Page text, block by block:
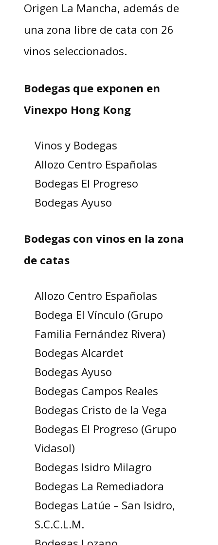
Origen La Mancha, además de
una zona libre de cata con 26
vinos seleccionados.
Bodegas que exponen en
Vinexpo Hong Kong
Vinos y Bodegas
Allozo Centro Españolas
Bodegas El Progreso
Bodegas Ayuso
Bodegas con vinos en la zona
de catas
Allozo Centro Españolas
Bodega El Vínculo (Grupo
Familia Fernández Rivera)
Bodegas Alcardet
Bodegas Ayuso
Bodegas Campos Reales
Bodegas Cristo de la Vega
Bodegas El Progreso (Grupo
Vidasol)
Bodegas Isidro Milagro
Bodegas La Remediadora
Bodegas Latúe – San Isidro,
S.C.C.L.M.